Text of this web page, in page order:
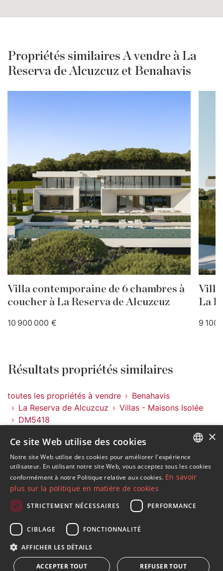
Propriétés similaires A vendre à La
Reserva de Alcuzcuz et Benahavis
Villa contemporaine de 6 chambres à
coucher à La Reserva de Alcuzcuz
10 900 000 €
Villa
La
9 100
Résultats propriétés similaires
toutes les propriétés à vendre
Benahavis
La Reserva de Alcuzcuz
Villas - Maisons Isolée
DM5418
Propriétés à La Reserva de Alcuzcuz
Propriétés à Benahavis
Villas - Maisons Isolée à La Reserva de Alcuzcuz
S´abonner à notre lettre d'information
le style de vie à Marbella
ENGLISH
SPANISH
×
Ce site Web utilise des cookies
Notre site Web utilise des cookies pour améliorer l'expérience
utilisateur. En utilisant notre site Web, vous acceptez tous les cookies
conformément à notre Politique relative aux cookies. En savoir
plus sur la politique en matière de cookies
STRICTEMENT NÉCESSAIRES PERFORMANCE
CIBLAGE FONCTIONNALITÉ
AFFICHER LES DÉTAILS
ACCEPTER TOUT REFUSER TOUT